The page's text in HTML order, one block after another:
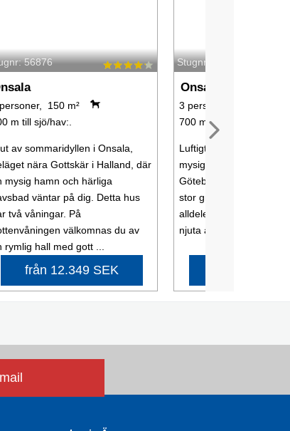
56876
150 m²
m till sjö/hav:.
av sommaridyllen i Onsala,
nära Gottskär i Halland, där
mysig hamn och härliga
väntar på dig. Detta hus
två våningar. På
välkomnas du av
rymlig hall med gott ...
från 12.349 SEK
Stugnr: 7283
Onsala
3 personer, 48 m²
700 m till sjö/hav:.
Luftigt och väldigt
mysigt boende med
Göteborg, Varberg och
stor gräsmatta för lek
alldeles utanför dörren
njuta av kvällssolen är